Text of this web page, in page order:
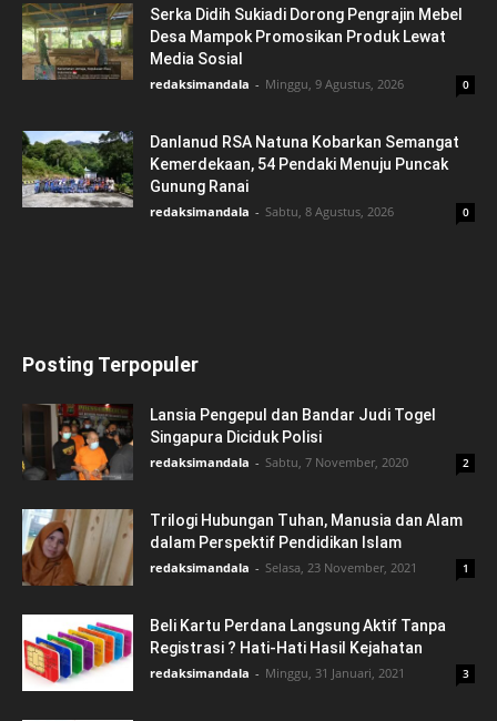
Serka Didih Sukiadi Dorong Pengrajin Mebel
Desa Mampok Promosikan Produk Lewat
Media Sosial
redaksimandala - Minggu, 9 Agustus, 2026 0
Danlanud RSA Natuna Kobarkan Semangat
Kemerdekaan, 54 Pendaki Menuju Puncak
Gunung Ranai
redaksimandala - Sabtu, 8 Agustus, 2026 0
Posting Terpopuler
Lansia Pengepul dan Bandar Judi Togel
Singapura Diciduk Polisi
redaksimandala - Sabtu, 7 November, 2020 2
Trilogi Hubungan Tuhan, Manusia dan Alam
dalam Perspektif Pendidikan Islam
redaksimandala - Selasa, 23 November, 2021 1
Beli Kartu Perdana Langsung Aktif Tanpa
Registrasi ? Hati-Hati Hasil Kejahatan
redaksimandala - Minggu, 31 Januari, 2021 3